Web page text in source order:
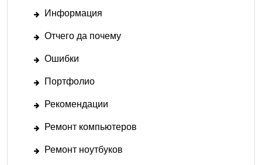
Информация
Отчего да почему
Ошибки
Портфолио
Рекомендации
Ремонт компьютеров
Ремонт ноутбуков